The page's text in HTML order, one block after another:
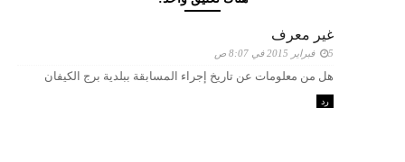
غير معرف
5 فبراير 2015 في 8:07 ص
هل من معلومات عن تاريخ إجراء المسابقة ببلدية برج الكيفان
رد